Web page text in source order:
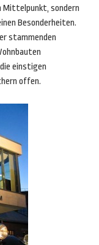
Mittelpunkt, sondern
Besonderheiten.
stammenden
einstigen
offen.